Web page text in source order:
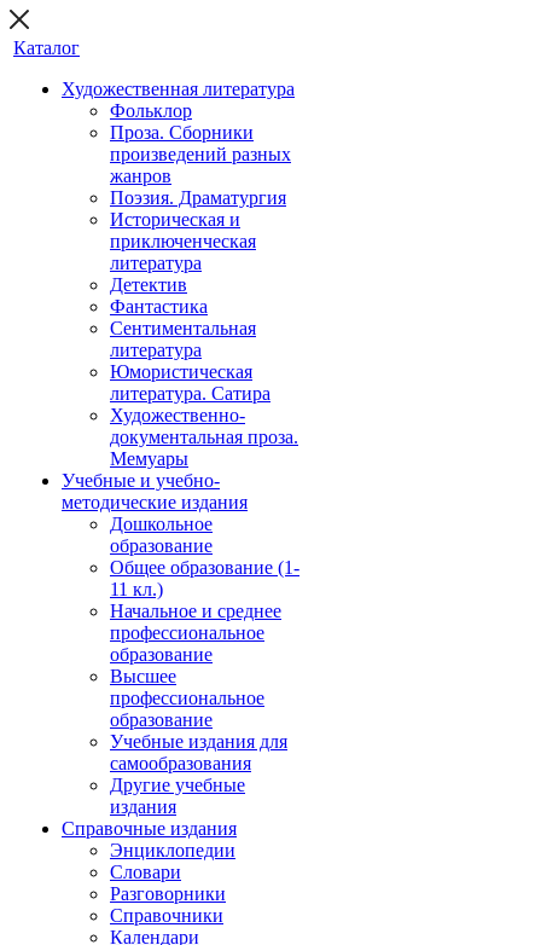
Каталог
Художественная литература
Фольклор
Проза. Сборники
произведений разных
жанров
Поэзия. Драматургия
Историческая и
приключенческая
литература
Детектив
Фантастика
Сентиментальная
литература
Юмористическая
литература. Сатира
Художественно-
документальная проза.
Мемуары
Учебные и учебно-
методические издания
Дошкольное
образование
Общее образование (1-
11 кл.)
Начальное и среднее
профессиональное
образование
Высшее
профессиональное
образование
Учебные издания для
самообразования
Другие учебные
издания
Справочные издания
Энциклопедии
Словари
Разговорники
Справочники
Календари